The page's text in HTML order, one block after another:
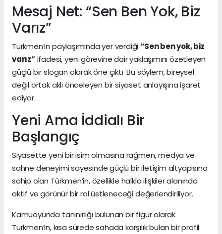
Mesaj Net: “Sen Ben Yok, Biz
Varız”
Türkmen’in paylaşımında yer verdiği“Sen ben yok, biz
varız”ifadesi, yeni görevine dair yaklaşımını özetleyen
güçlü bir slogan olarak öne çıktı. Bu söylem, bireysel
değil ortak aklı önceleyen bir siyaset anlayışına işaret
ediyor.
Yeni Ama İddialı Bir
Başlangıç
Siyasette yeni bir isim olmasına rağmen, medya ve
sahne deneyimi sayesinde güçlü bir iletişim altyapısına
sahip olan Türkmen’in, özellikle halkla ilişkiler alanında
aktif ve görünür bir rol üstleneceği değerlendiriliyor.
Kamuoyunda tanınırlığı bulunan bir figür olarak
Türkmen’in, kısa sürede sahada karşılık bulan bir profil